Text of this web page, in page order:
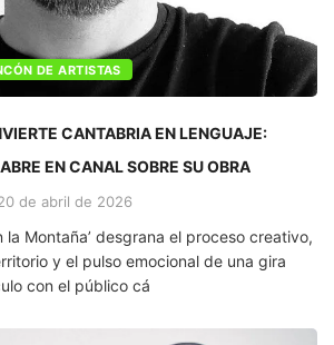
DE ARTISTAS
EN CANAL SOBRE SU OBRA
de abril de 2026
la Montaña’ desgrana el proceso creativo,
y el pulso emocional de una gira
con el público cá